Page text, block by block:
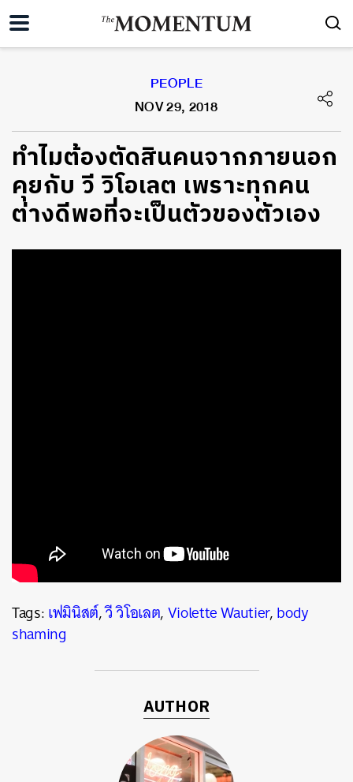
PEOPLE
NOV 29, 2018
ทำไมต้องตัดสินคนจากภายนอก
คุยกับ วี วิโอเลต เพราะทุกคน
ต่างดีพอที่จะเป็นตัวของตัวเอง
Tags:เฟมินิสต์,วี วิโอเลต,Violette Wautier,body
shaming
AUTHOR